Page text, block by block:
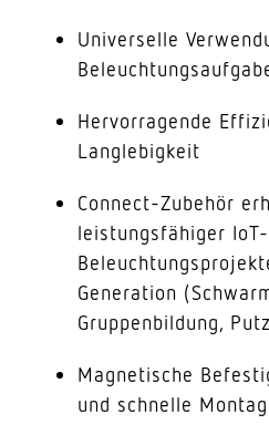
Universelle
Hervorragende
Langlebigkeit
Connect-Zubehör
leistungsfähiger
Generation
Gruppenbildung,
Magnetische
und schnelle